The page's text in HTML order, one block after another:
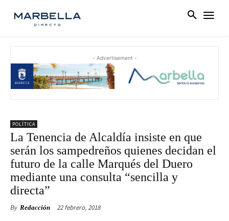
- Advertisement -
POLÍTICA
La Tenencia de Alcaldía insiste en que
serán los sampedreños quienes decidan el
futuro de la calle Marqués del Duero
mediante una consulta “sencilla y
directa”
By Redacción 22 febrero, 2018